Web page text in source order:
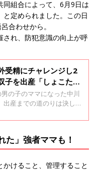
組合によって、6月9日は
と定められました。この日
合わせから。
され、防犯意識の向上が呼
受精にチャレンジし2
子を出産「しょこたん
た！」
の子のママになった中川
出産までの道のりは決して
妊治療…。 流産というつら
振り返ります。 中川翔子さ
ンタビュー。 今回お届けす
外受精への挑戦、2回の流
いてのお話しを、妊活た
た」強者ママも！
けること、管理すること